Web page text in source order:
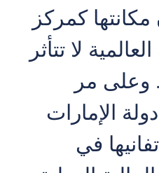
كمركز
لا تتأثر
وعلى مر
الإمارات
في